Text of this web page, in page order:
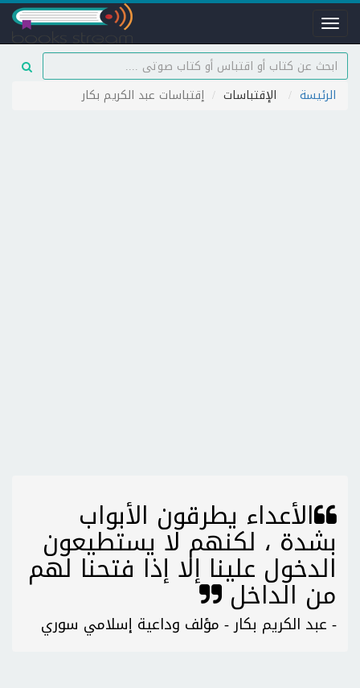
Toggle
navigation
الرئيسة الإقتباسات إقتباسات عبد الكريم بكار
الأعداء يطرقون الأبواب
بشدة ، لكنهم لا يستطيعون
الدخول علينا إلا إذا فتحنا لهم
من الداخل
- عبد الكريم بكار - مؤلف وداعية إسلامي سوري